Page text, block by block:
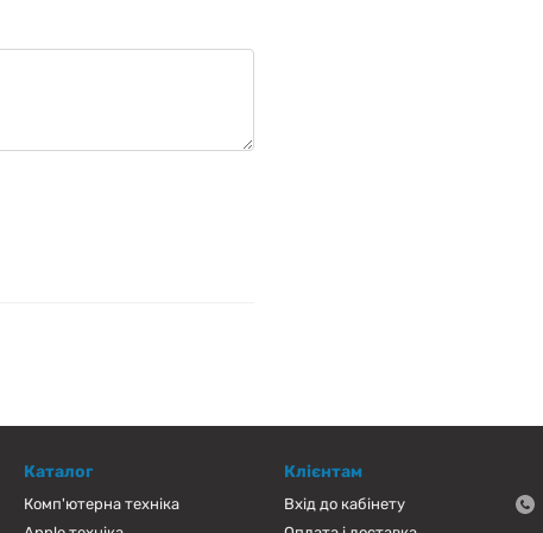
Каталог
Комп'ютерна техніка
Клієнтам
Вхід до кабінету